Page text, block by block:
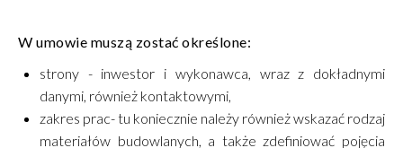
W umowie muszą zostać określone:
strony - inwestor i wykonawca, wraz z dokładnymi
danymi, również kontaktowymi,
zakres prac- tu koniecznie należy również wskazać rodzaj
materiałów budowlanych, a także zdefiniować pojęcia